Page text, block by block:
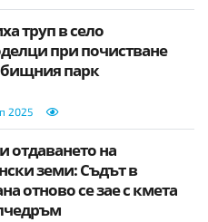
труп в село
при почистване
парк
2025
отдаването на
земи: Съдът в
отново се зае с кмета